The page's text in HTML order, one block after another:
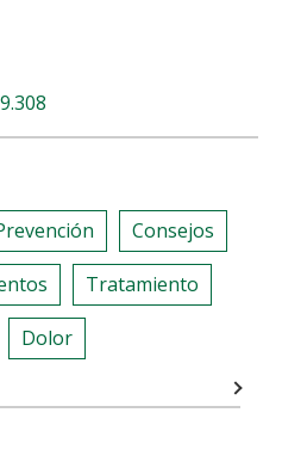
Consejos
Tratamiento
Dolor